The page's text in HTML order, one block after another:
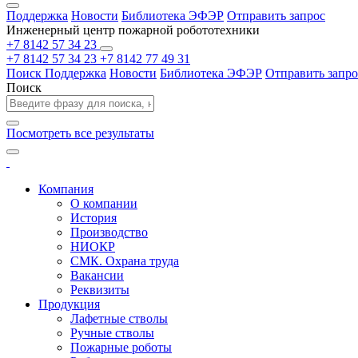
Поддержка Новости Библиотека ЭФЭР Отправить запрос
Инженерный центр пожарной робототехники
+7 8142 57 34 23
+7 8142 57 34 23 +7 8142 77 49 31
Поиск Поддержка Новости Библиотека ЭФЭР Отправить
Поиск
Посмотреть все результаты
Компания
О компании
История
Производство
НИОКР
СМК. Охрана труда
Вакансии
Реквизиты
Продукция
Лафетные стволы
Ручные стволы
Пожарные роботы